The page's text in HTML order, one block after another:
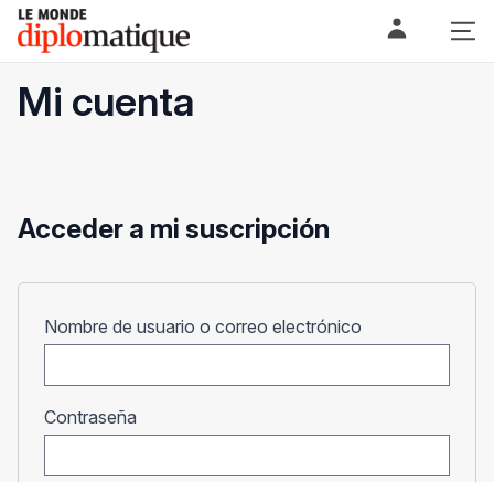
Skip
content
Le monde diplomatique
Mi cuenta
Acceder a mi suscripción
Nombre de usuario o correo electrónico
Contraseña